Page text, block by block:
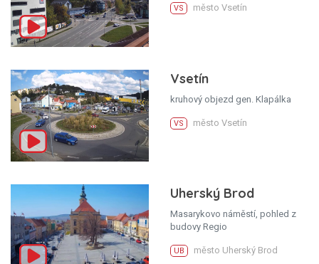
VS město Vsetín
Vsetín
kruhový objezd gen. Klapálka
VS město Vsetín
Uherský Brod
Masarykovo náměstí, pohled z
budovy Regio
UB město Uherský Brod